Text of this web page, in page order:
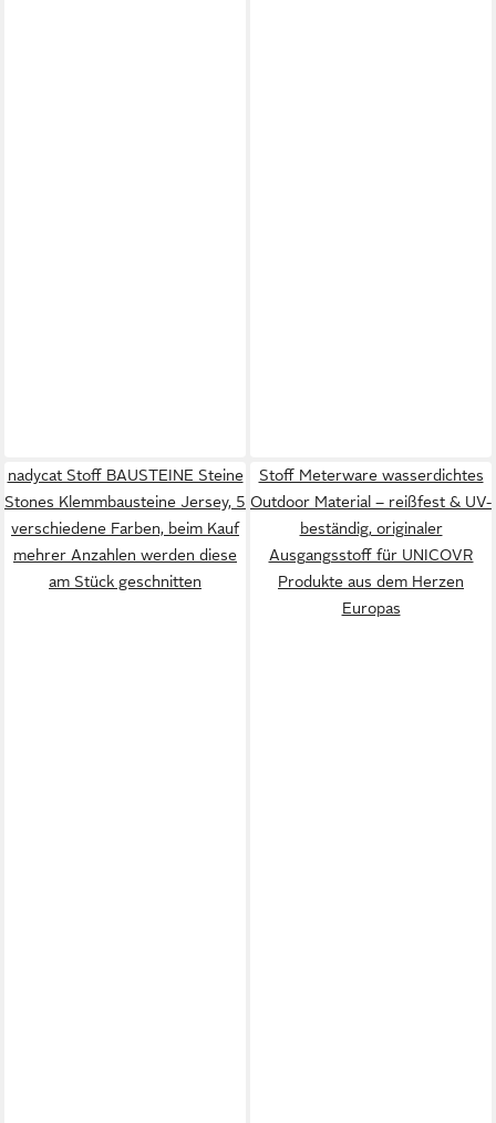
nadycat Stoff BAUSTEINE Steine
Stones Klemmbausteine Jersey, 5
verschiedene Farben, beim Kauf
mehrer Anzahlen werden diese
am Stück geschnitten
Stoff Meterware wasserdichtes
Outdoor Material – reißfest & UV-
beständig, originaler
Ausgangsstoff für UNICOVR
Produkte aus dem Herzen
Europas